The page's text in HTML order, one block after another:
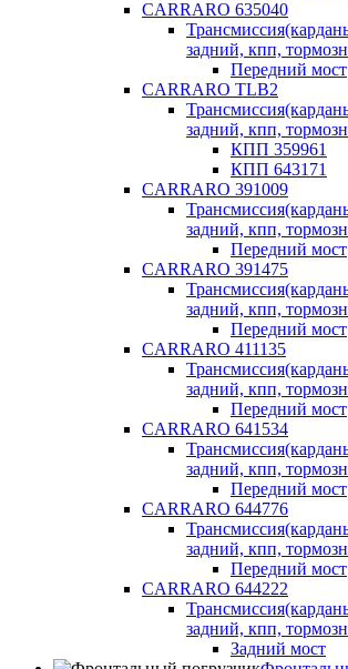
CARRARO 635040
задний, кпп,
Передний мост
CARRARO TLB2
задний, кпп,
КПП 359961
КПП 643171
CARRARO 391009
задний, кпп,
Передний мост
CARRARO 391475
задний, кпп,
Передний мост
CARRARO 411135
задний, кпп,
Передний мост
CARRARO 641534
задний, кпп,
Передний мост
CARRARO 644776
задний, кпп,
Передний мост
CARRARO 644222
задний, кпп,
Задний мост